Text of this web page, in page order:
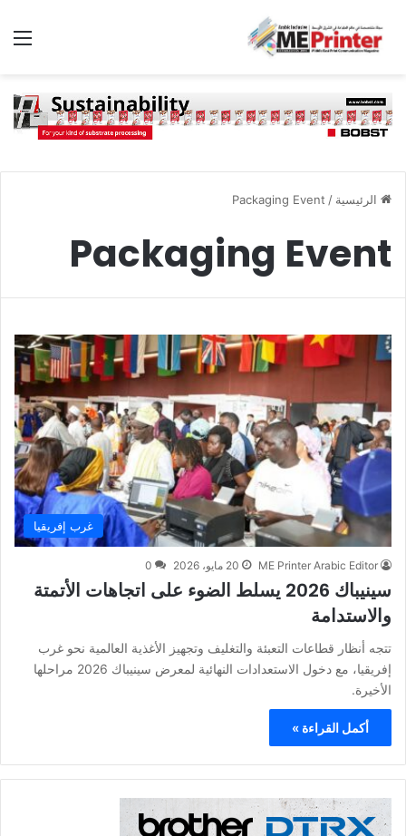
الرئيسية /
Packaging Event
Packaging Event
غرب إفريقيا
ME Printer Arabic Editor 20 مايو، 2026 0
سينيباك 2026 يسلط الضوء على اتجاهات الأتمتة
والاستدامة
تتجه أنظار قطاعات التعبئة والتغليف وتجهيز الأغذية العالمية نحو غرب
إفريقيا، مع دخول الاستعدادات النهائية لمعرض سينيباك 2026 مراحلها
الأخيرة.
أكمل القراءة »